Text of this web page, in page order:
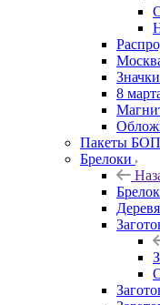
Значки
8
Пакеты
Брелоки